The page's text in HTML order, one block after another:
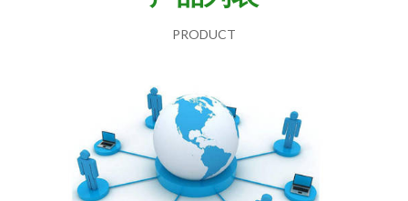
PRODUCT